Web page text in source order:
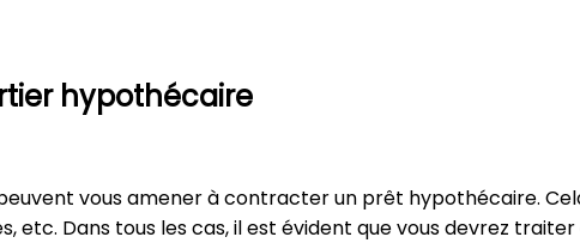
hypothécaire
vous amener à contracter un prêt hypothécaire.
etc. Dans tous les cas, il est évident que vous devrez